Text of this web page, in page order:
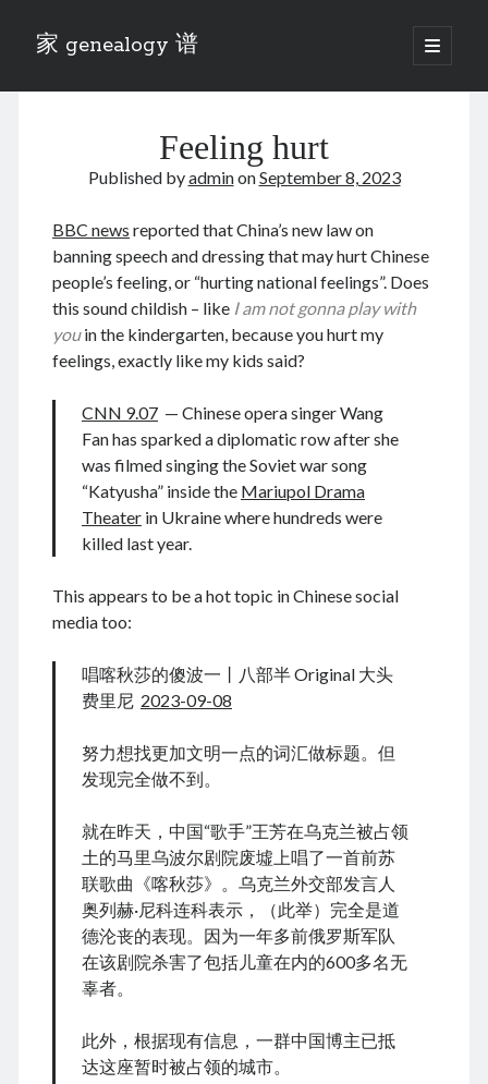
家 genealogy 谱
open
primary
Sidebar
📚 Mom's 百家照
📚 SFaBB
M T W
4 5 6 7 8 9
18 19 20 21 22 23
25 26 27 28
Archives
December 2025
October 2025
September 2025
Feeling hurt
Published byadminonSeptember 8, 2023
BBC news reported that China’s new law on
banning speech and dressing that may hurt Chinese
people’s feeling, or “hurting national feelings”. Does
this sound childish – like I am not gonna play with
youin the kindergarten, because you hurt my
feelings, exactly like my kids said?
CNN 9.07— Chinese opera singer Wang
Fan has sparked a diplomatic row after she
was filmed singing the Soviet war song
“Katyusha” inside the Mariupol Drama
Theaterin Ukraine where hundreds were
killed last year.
This appears to be a hot topic in Chinese social
media too:
唱喀秋莎的傻波一丨八部半 Original 大头
费里尼 2023-09-08
努力想找更加文明一点的词汇做标题。但
发现完全做不到。
就在昨天，中国“歌手”王芳在乌克兰被占领
土的马里乌波尔剧院废墟上唱了一首前苏
联歌曲《喀秋莎》。乌克兰外交部发言人
奥列赫·尼科连科表示，（此举）完全是道
德沦丧的表现。因为一年多前俄罗斯军队
在该剧院杀害了包括儿童在内的600多名无
辜者。
此外，根据现有信息，一群中国博主已抵
达这座暂时被占领的城市。